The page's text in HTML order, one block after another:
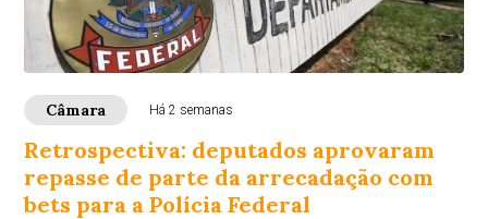
Câmara Há 2 semanas
Retrospectiva: deputados aprovaram
repasse de parte da arrecadação com
bets para a Polícia Federal